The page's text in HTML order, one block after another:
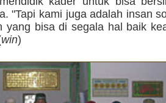
"Tapi kami juga adalah insan
yang bisa di segala hal baik
win)